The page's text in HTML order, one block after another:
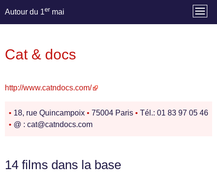
Autour du 1er mai
Cat & docs
http://www.catndocs.com/
• 18, rue Quincampoix • 75004 Paris • Tél.: 01 83 97 05 46
• @ : cat@catndocs.com
14 films dans la base